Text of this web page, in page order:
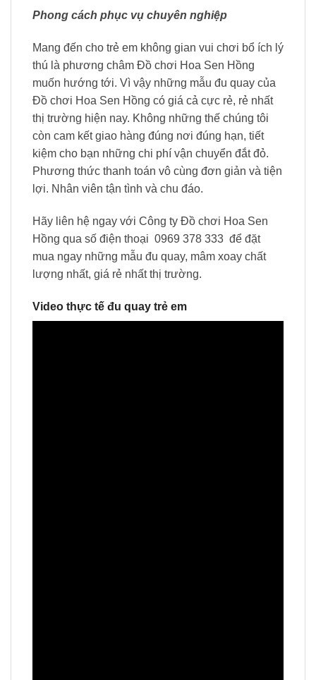
Phong cách phục vụ chuyên nghiệp
Mang đến cho trẻ em không gian vui chơi bổ ích lý
thú là phương châm Đồ chơi Hoa Sen Hồng
muốn hướng tới. Vì vậy những mẫu đu quay của
Đồ chơi Hoa Sen Hồng có giá cả cực rẻ, rẻ nhất
thị trường hiện nay. Không những thế chúng tôi
còn cam kết giao hàng đúng nơi đúng hạn, tiết
kiệm cho bạn những chi phí vận chuyển đắt đỏ.
Phương thức thanh toán vô cùng đơn giản và tiện
lợi. Nhân viên tận tình và chu đáo.
Hãy liên hệ ngay với Công ty Đồ chơi Hoa Sen
Hồng qua số điện thoại 0969 378 333 để đặt
mua ngay những mẫu đu quay, mâm xoay chất
lượng nhất, giá rẻ nhất thị trường.
Video thực tế đu quay trẻ em